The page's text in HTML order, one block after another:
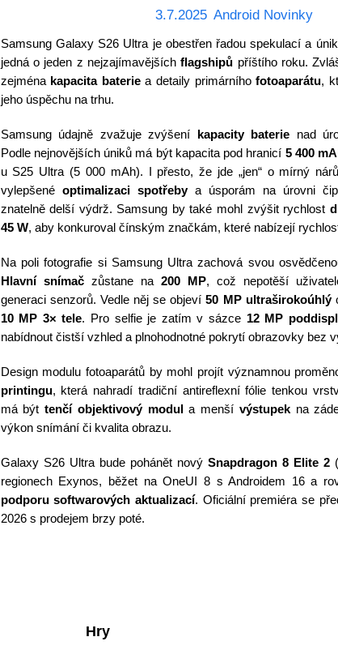
3.7.2025 Android Novinky
Samsung Galaxy S26 Ultra je obestřen řadou spekulací a
jedná o jeden z nejzajímavějšíchflagshipů příštího roku.
zejména kapacita bateriea detaily primárníhofotoaparátu,
jeho úspěchu na trhu.
Samsung údajně zvažuje zvýšení kapacity baterie nad
Podle nejnovějších úniků má být kapacita pod hranicí 5 400
u S25 Ultra (5 000 mAh). I přesto, že jde „jen“ o mírný
vylepšené optimalizaci spotřebya úsporám na úrovni
znatelně delší výdrž. Samsung by také mohl zvýšit rychlost
45 W, aby konkuroval čínským značkám, které nabízejí
Na poli fotografie si Samsung Ultra zachová svou
Hlavní snímačzůstane na 200 MP, což nepotěší
generaci senzorů. Vedle něj se objeví50 MP ultraširokoúhlý
10 MP 3× tele. Pro selfie je zatím v sázce 12 MP
nabídnout čistší vzhled a plnohodnotné pokrytí obrazovky bez
Design modulu fotoaparátů by mohl projít významnou
printingu, která nahradí tradiční antireflexní fólie tenkou
má býttenčí objektivový modula menší výstupekna
výkon snímání či kvalita obrazu.
Galaxy S26 Ultra bude pohánět nový Snapdragon 8 Elite 2
regionech Exynos, běžet na OneUI 8 s Androidem 16 a
podporu softwarových aktualizací. Oficiální premiéra se
2026 s prodejem brzy poté.
Hry